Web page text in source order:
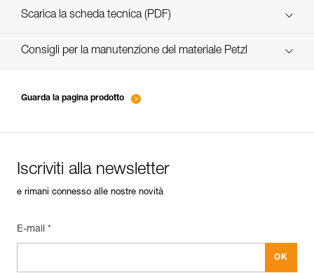
Scarica la scheda tecnica (PDF)
Technical Notice
Technical Notice
Consigli per la manutenzione del materiale Petzl
Guarda la pagina prodotto
Iscriviti alla newsletter
e rimani connesso alle nostre novità
E-mail *